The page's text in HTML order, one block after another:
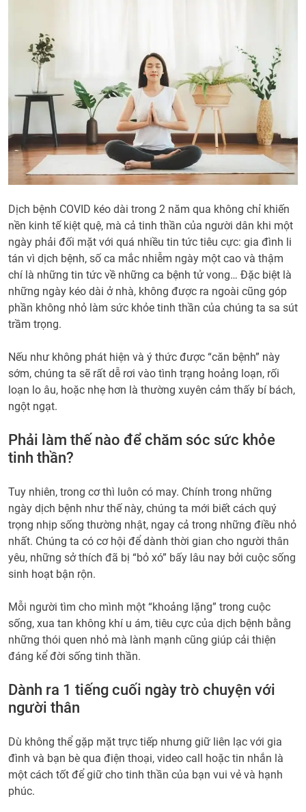
Dịch bệnh COVID kéo dài trong 2 năm qua không chỉ khiến
nền kinh tế kiệt quệ, mà cả tinh thần của người dân khi một
ngày phải đối mặt với quá nhiều tin tức tiêu cực: gia đình li
tán vì dịch bệnh, số ca mắc nhiễm ngày một cao và thậm
chí là những tin tức về những ca bệnh tử vong… Đặc biệt là
những ngày kéo dài ở nhà, không được ra ngoài cũng góp
phần không nhỏ làm sức khỏe tinh thần của chúng ta sa sút
trầm trọng.
Nếu như không phát hiện và ý thức được “căn bệnh” này
sớm, chúng ta sẽ rất dễ rơi vào tình trạng hoảng loạn, rối
loạn lo âu, hoặc nhẹ hơn là thường xuyên cảm thấy bí bách,
ngột ngạt.
Phải làm thế nào để chăm sóc sức khỏe
tinh thần?
Tuy nhiên, trong cơ thì luôn có may. Chính trong những
ngày dịch bệnh như thế này, chúng ta mới biết cách quý
trọng nhịp sống thường nhật, ngay cả trong những điều nhỏ
nhất. Chúng ta có cơ hội để dành thời gian cho người thân
yêu, những sở thích đã bị “bỏ xó” bấy lâu nay bởi cuộc sống
sinh hoạt bận rộn.
Mỗi người tìm cho mình một “khoảng lặng” trong cuộc
sống, xua tan không khí u ám, tiêu cực của dịch bệnh bằng
những thói quen nhỏ mà lành mạnh cũng giúp cải thiện
đáng kể đời sống tinh thần.
Dành ra 1 tiếng cuối ngày trò chuyện với
người thân
Dù không thể gặp mặt trực tiếp nhưng giữ liên lạc với gia
đình và bạn bè qua điện thoại, video call hoặc tin nhắn là
một cách tốt để giữ cho tinh thần của bạn vui vẻ và hạnh
phúc.